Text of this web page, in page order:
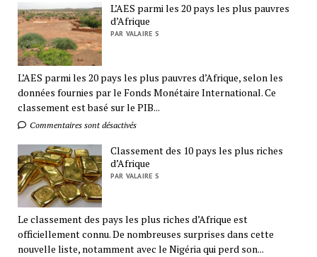
L’AES parmi les 20 pays les plus pauvres
d’Afrique
PAR VALAIRE S
L’AES parmi les 20 pays les plus pauvres d’Afrique, selon les
données fournies par le Fonds Monétaire International. Ce
classement est basé sur le PIB...
Commentaires sont désactivés
Classement des 10 pays les plus riches
d’Afrique
PAR VALAIRE S
Le classement des pays les plus riches d’Afrique est
officiellement connu. De nombreuses surprises dans cette
nouvelle liste, notamment avec le Nigéria qui perd son...